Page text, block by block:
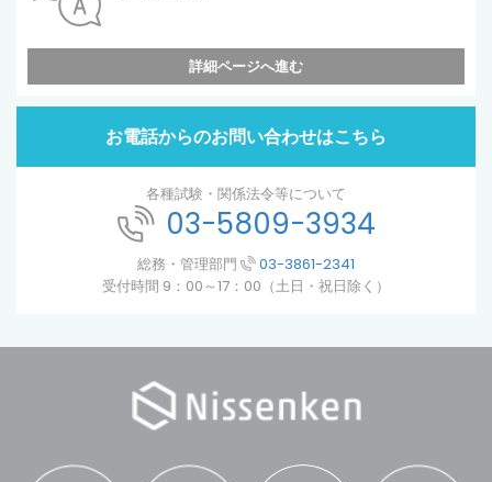
詳細ページへ進む
お電話からのお問い合わせはこちら
各種試験・関係法令等について
03-5809-3934
総務・管理部門
03-3861-2341
受付時間 9：00～17：00（土日・祝日除く）